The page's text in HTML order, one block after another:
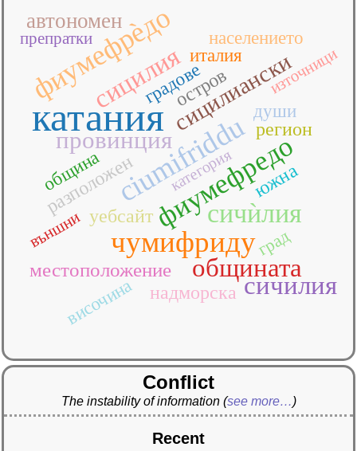
катанияciumifriddu
чумифриду
фиумефрѐдо
фиумефредо
сичѝлия
общината
сицилия
сичилия
провинция
сицилиански
автономен
местоположение
надморска
остров
разположен
регион
уебсайт
южна
височина
градове
души
италия
населението
община
град
външни
източници
препратки
категория
Conflict
The instability of information (see more…)
Recent